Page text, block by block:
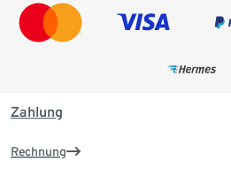
Zahlung
Rechnung